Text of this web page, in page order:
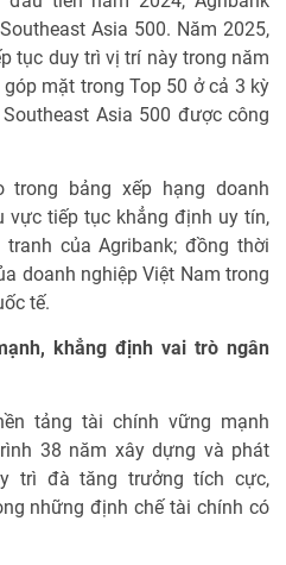
Asia 500. Năm 2025,
tục duy trì vị trí này trong năm
mặt trong Top 50 ở cả 3 kỳ
Asia 500 được công
bảng xếp hạng doanh
vực tiếp tục khẳng định uy tín,
của Agribank; đồng thời
doanh nghiệp Việt Nam trong
tế.
khẳng định vai trò ngân
tảng tài chính vững mạnh
38 năm xây dựng và phát
trì đà tăng trưởng tích cực,
những định chế tài chính có